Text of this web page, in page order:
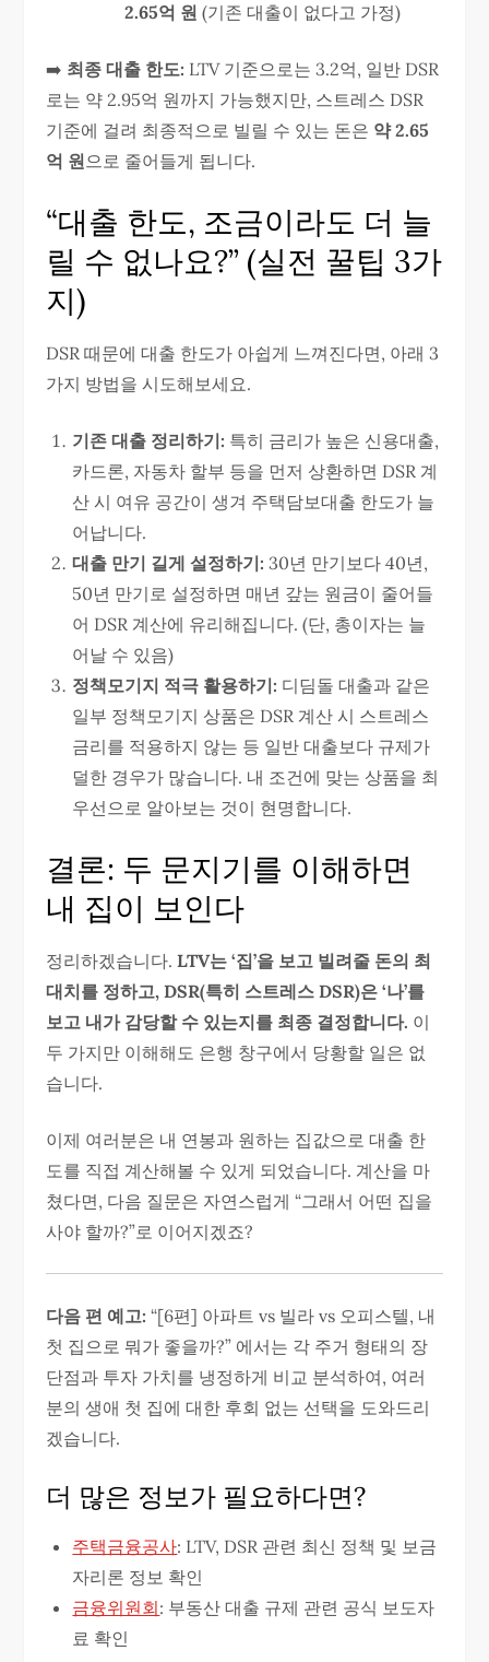
2.65억 원 (기존 대출이 없다고 가정)
➡️ 최종 대출 한도: LTV 기준으로는 3.2억, 일반 DSR
로는 약 2.95억 원까지 가능했지만, 스트레스 DSR
기준에 걸려 최종적으로 빌릴 수 있는 돈은 약 2.65
억 원으로 줄어들게 됩니다.
“대출 한도, 조금이라도 더 늘
릴 수 없나요?” (실전 꿀팁 3가
지)
DSR 때문에 대출 한도가 아쉽게 느껴진다면, 아래 3
가지 방법을 시도해보세요.
기존 대출 정리하기: 특히 금리가 높은 신용대출,
카드론, 자동차 할부 등을 먼저 상환하면 DSR 계
산 시 여유 공간이 생겨 주택담보대출 한도가 늘
어납니다.
대출 만기 길게 설정하기: 30년 만기보다 40년,
50년 만기로 설정하면 매년 갚는 원금이 줄어들
어 DSR 계산에 유리해집니다. (단, 총이자는 늘
어날 수 있음)
정책모기지 적극 활용하기: 디딤돌 대출과 같은
일부 정책모기지 상품은 DSR 계산 시 스트레스
금리를 적용하지 않는 등 일반 대출보다 규제가
덜한 경우가 많습니다. 내 조건에 맞는 상품을 최
우선으로 알아보는 것이 현명합니다.
결론: 두 문지기를 이해하면
내 집이 보인다
정리하겠습니다.LTV는 ‘집’을 보고 빌려줄 돈의 최
대치를 정하고, DSR(특히 스트레스 DSR)은 ‘나’를
보고 내가 감당할 수 있는지를 최종 결정합니다. 이
두 가지만 이해해도 은행 창구에서 당황할 일은 없
습니다.
이제 여러분은 내 연봉과 원하는 집값으로 대출 한
도를 직접 계산해볼 수 있게 되었습니다. 계산을 마
쳤다면, 다음 질문은 자연스럽게 “그래서 어떤 집을
사야 할까?”로 이어지겠죠?
다음 편 예고: “[6편] 아파트 vs 빌라 vs 오피스텔, 내
첫 집으로 뭐가 좋을까?” 에서는 각 주거 형태의 장
단점과 투자 가치를 냉정하게 비교 분석하여, 여러
분의 생애 첫 집에 대한 후회 없는 선택을 도와드리
겠습니다.
더 많은 정보가 필요하다면?
주택금융공사: LTV, DSR 관련 최신 정책 및 보금
자리론 정보 확인
금융위원회: 부동산 대출 규제 관련 공식 보도자
료 확인